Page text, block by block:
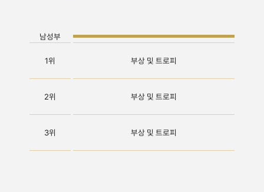
남성부
1위 부상 및 트로피
2위 부상 및 트로피
3위 부상 및 트로피